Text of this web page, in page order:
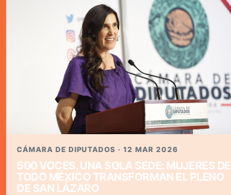
CÁMARA DE DIPUTADOS · 12 MAR 2026
500 VOCES, UNA SOLA SEDE: MUJERES DE
TODO MÉXICO TRANSFORMAN EL PLENO
DE SAN LÁZARO